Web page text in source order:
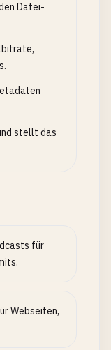
Datei-
stellt das
für
Webseiten,